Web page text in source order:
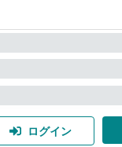
ログイン